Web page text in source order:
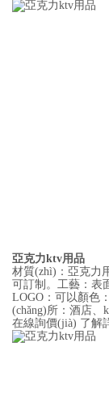
亞克力ktv用品
材質(zhì)：亞克力
可訂制。工藝：
LOGO：可以顏色
(chǎng)所：酒店、
在線詢價(jià) 了解